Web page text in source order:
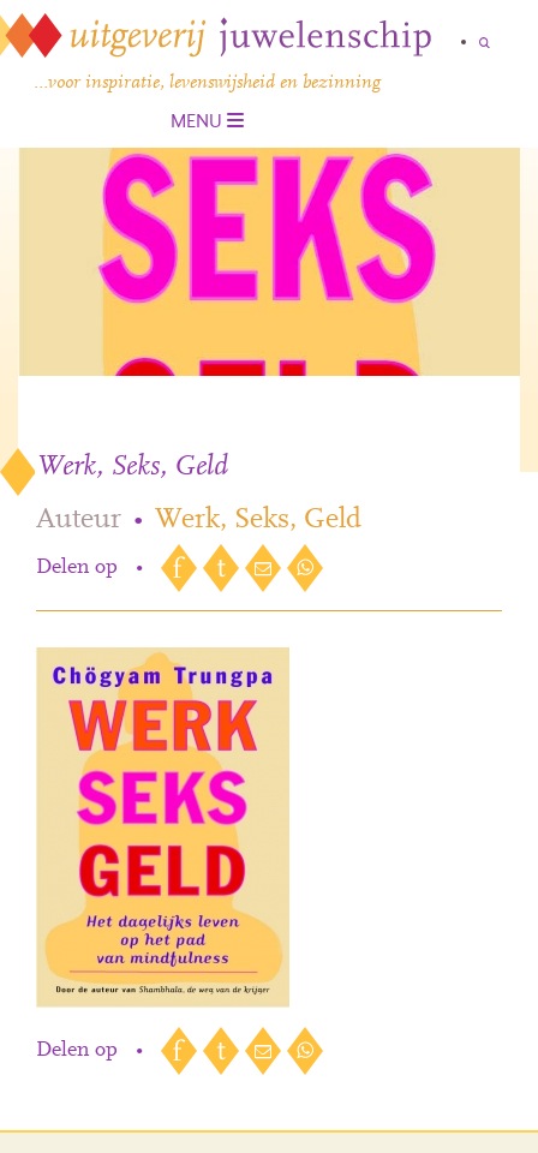
…voor inspiratie, levenswijsheid en bezinning
MENU
Werk, Seks, Geld
Auteur • Werk, Seks, Geld
Delen op •
Delen op •